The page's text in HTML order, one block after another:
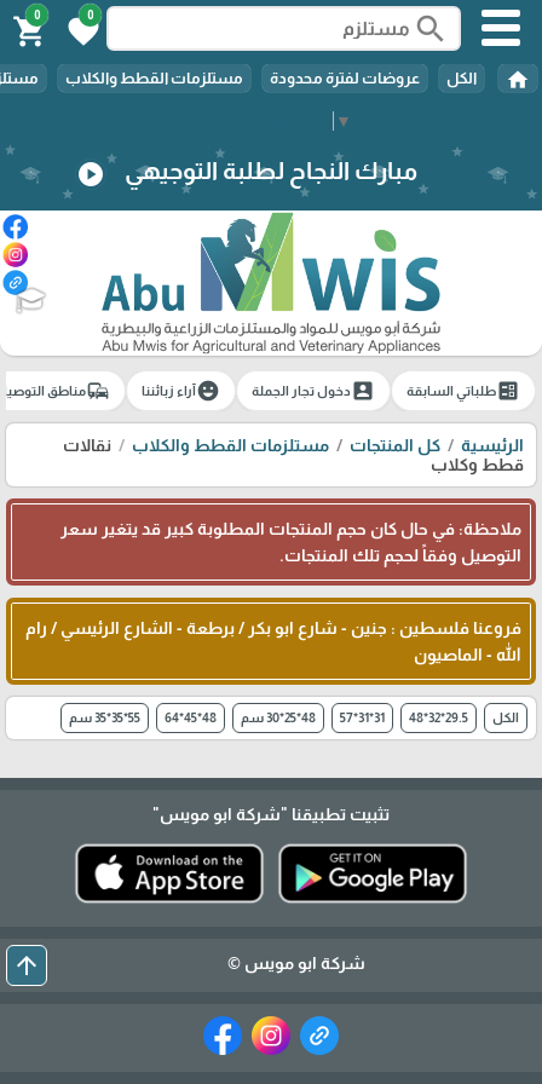
▼
search
0
favorite
0
shopping_cart
home الكل عروضات لفترة محدودة مستلزمات القطط والكلاب
مبارك النجاح لطلبة التوجيهي play_circle
🎓
ballotطلباتي السابقة account_boxدخول تجار الجملة emoji_emotionsآراء زبائننا commuteمناطق
الرئيسية كل المنتجات مستلزمات القطط والكلاب
نقالات
قطط وكلاب
ملاحظة: في حال كان حجم المنتجات المطلوبة كبير قد يتغير سعر
التوصيل وفقاً لحجم تلك المنتجات.
فروعنا فلسطين : جنين - شارع ابو بكر / برطعة - الشارع الرئيسي / رام
الله - الماصيون
الكل 29.5*32*48
31*31*57 48*25*30 سم 48*45*64 55*35*35 سم
تثبيت تطبيقنا "شركة ابو مويس"
شركة ابو مويس © arrow_upward